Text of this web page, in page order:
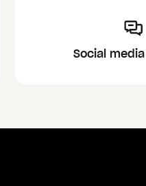
Social